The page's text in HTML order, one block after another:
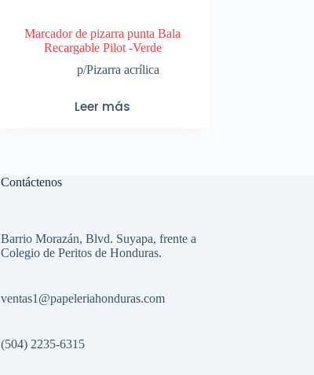
Marcador de pizarra punta Bala
Recargable Pilot -Verde
p/Pizarra acrílica
Leer más
Contáctenos
Barrio Morazán, Blvd. Suyapa, frente a
Colegio de Peritos de Honduras.
ventas1@papeleriahonduras.com
(504) 2235-6315